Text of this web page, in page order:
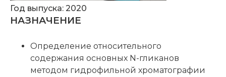
Год выпуска: 2020
НАЗНАЧЕНИЕ
Определение относительного
содержания основных N-гликанов
методом гидрофильной хроматографии